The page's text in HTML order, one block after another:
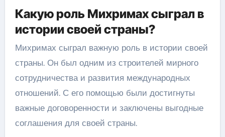
Какую роль Михримах сыграл в
истории своей страны?
Михримах сыграл важную роль в истории своей
страны. Он был одним из строителей мирного
сотрудничества и развития международных
отношений. С его помощью были достигнуты
важные договоренности и заключены выгодные
соглашения для своей страны.